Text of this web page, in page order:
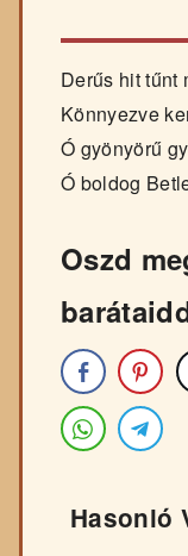
Derűs hit tűnt
Könnyezve
Ó gyönyörű
Ó boldog
Oszd
Hasonló